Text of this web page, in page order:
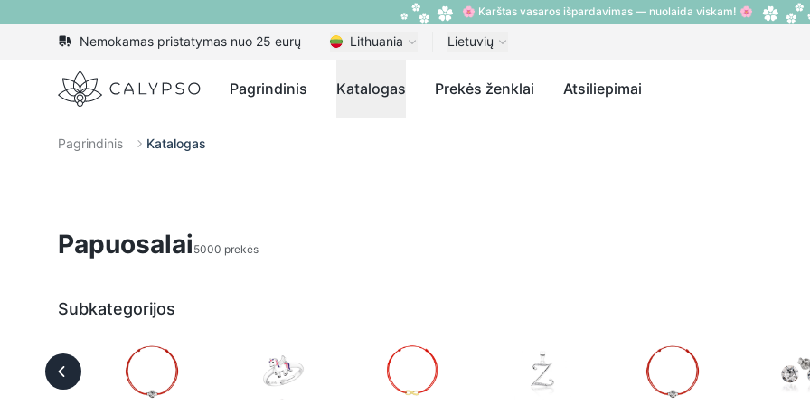
🌸 Karštas vasaros išpardavimas — nuolaida viskam! 🌸
Nemokamas pristatymas nuo 25 eurų Lithuania Lietuvių
Calypso Pagrindinis Katalogas Prekės ženklai Atsiliepimai
Pagrindinis Katalogas
Papuosalai 5000 prekės
Subkategorijos